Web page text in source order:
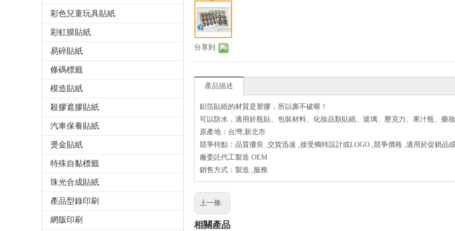
彩色兒童玩具貼紙
彩虹膜貼紙
易碎貼紙
條碼標籤
模造貼紙
殺膠遮膠貼紙
汽車保養貼紙
燙金貼紙
特殊自黏標籤
珠光合成貼紙
產品型錄印刷
網版印刷
分享到:
產品描述
鋁箔貼紙的材質是塑膠，所以撕不破喔！
可以防水，適用於瓶貼、包裝材料、化妝品類貼紙、玻璃、壓克力、果汁瓶、藥
原產地：台灣,新北市
競爭特點：品質優良 ,交貨迅速 ,接受獨特設計或LOGO ,競爭價格 ,適用於促銷品
廠委託代工製造 OEM
銷售方式：製造 ,服務
上一條:
相關產品